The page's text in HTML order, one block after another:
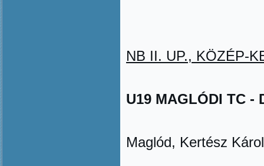
NB II. UP., KÖZÉP-
U19 MAGLÓDI TC -
Maglód, Kertész